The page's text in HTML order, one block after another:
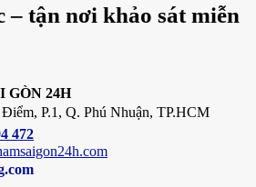
– tận nơi khảo sát miễn
GÒN 24H
P.1, Q. Phú Nhuận, TP.HCM
472